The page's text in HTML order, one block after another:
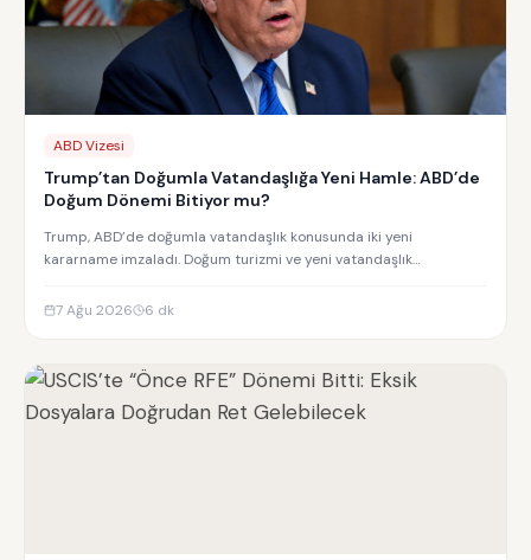
ABD Vizesi
Trump’tan Doğumla Vatandaşlığa Yeni Hamle: ABD’de
Doğum Dönemi Bitiyor mu?
Trump, ABD’de doğumla vatandaşlık konusunda iki yeni
kararname imzaladı. Doğum turizmi ve yeni vatandaşlık
7 Ağu 2026
6 dk